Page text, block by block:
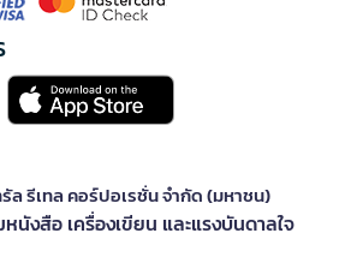
รัล รีเทล คอร์ปอเรชั่น จำกัด (มหาชน)
นังสือ เครื่องเขียน และแรงบันดาลใจ